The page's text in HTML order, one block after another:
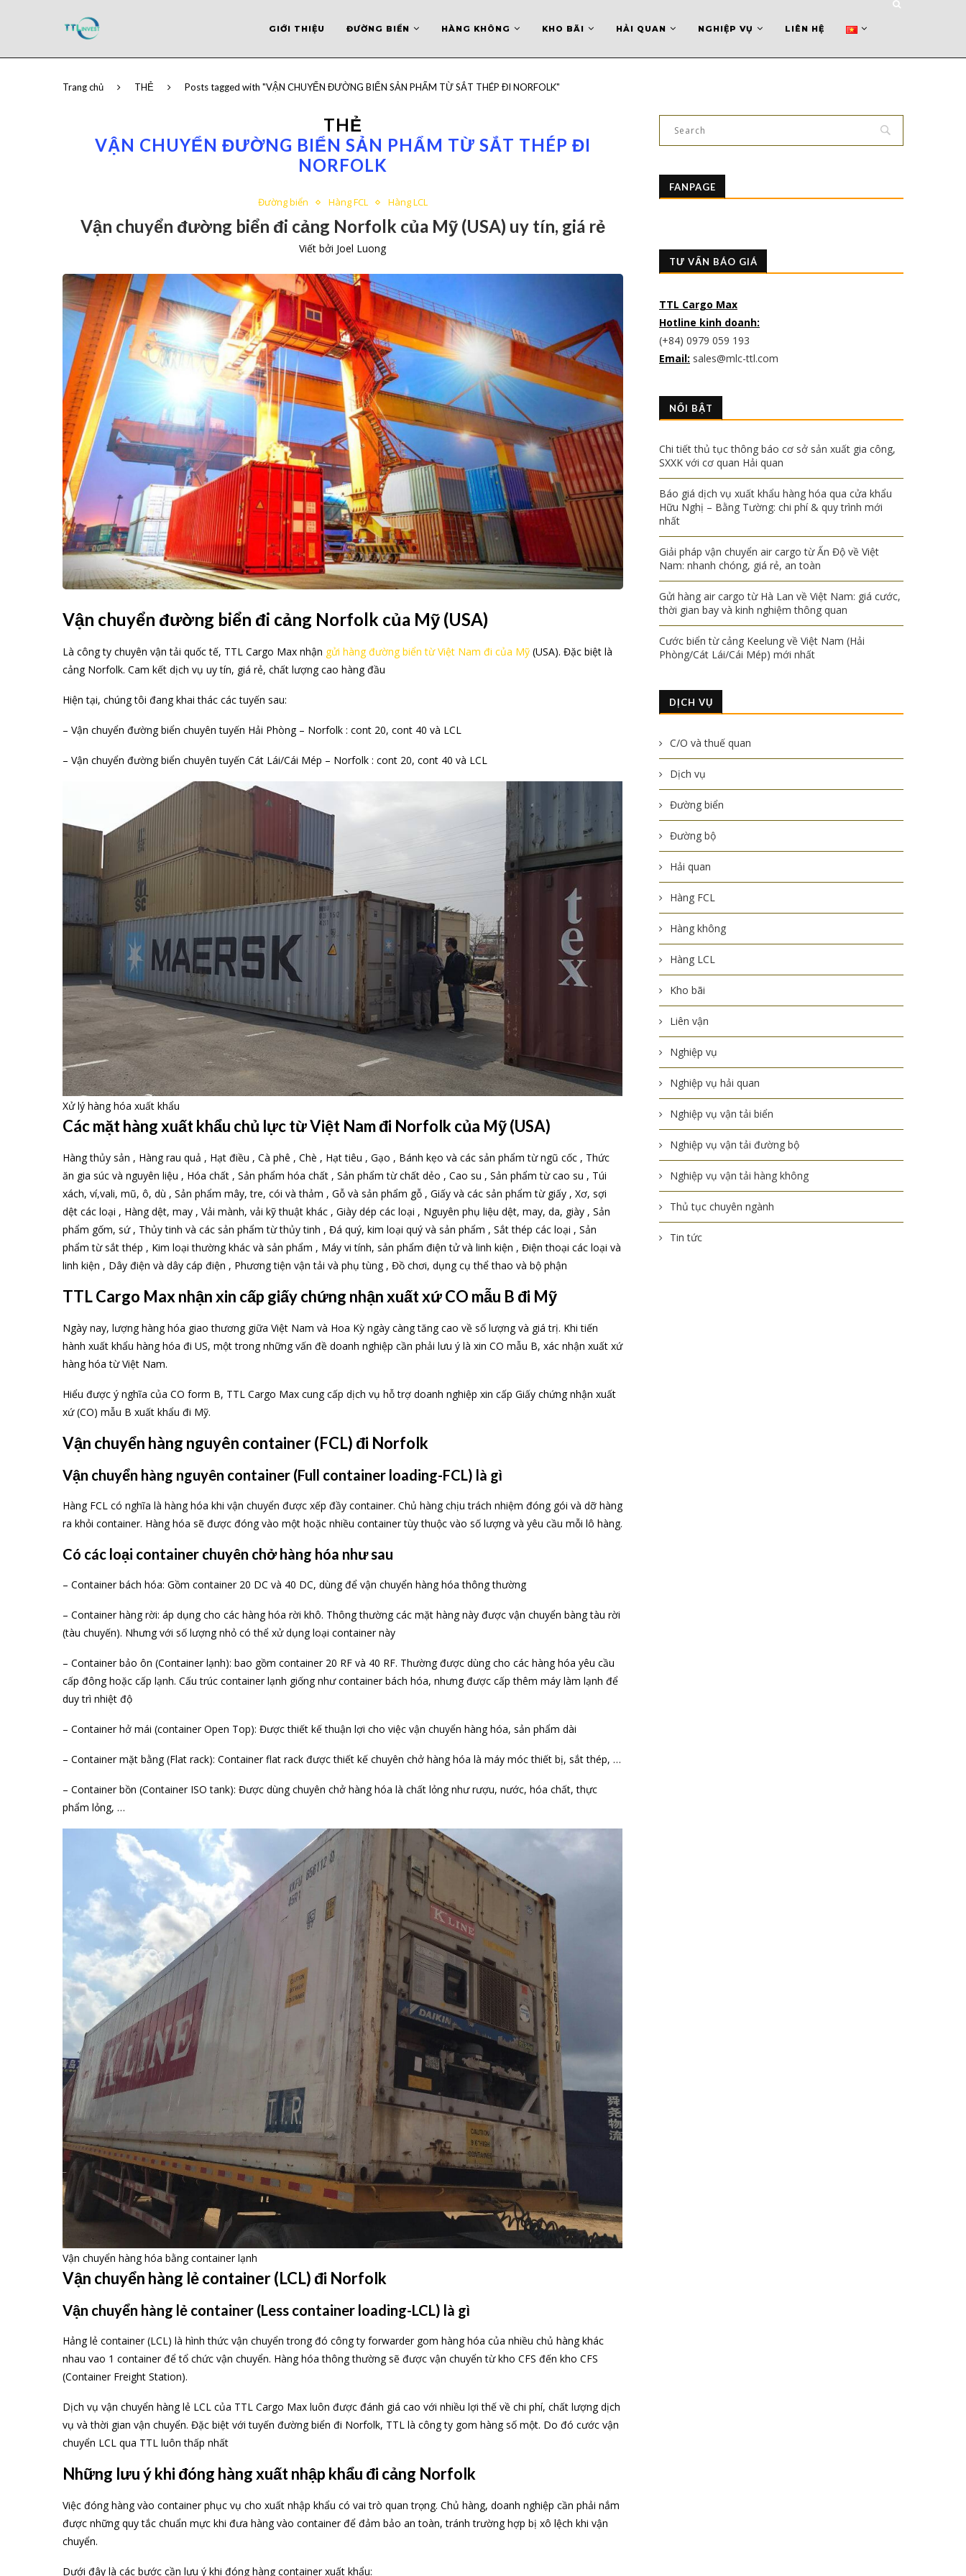
GIỚI THIỆU ĐƯỜNG BIỂN HÀNG KHÔNG KHO BÃI HẢI QUAN NGHIỆP VỤ LIÊN HỆ
Trang chủ THẺ Posts tagged with "VẬN CHUYỂN ĐƯỜNG BIỂN SẢN PHẨM TỪ SẮT THÉP ĐI NORFOLK"
THẺ
VẬN CHUYỂN ĐƯỜNG BIỂN SẢN PHẨM TỪ SẮT THÉP ĐI
NORFOLK
Đường biển Hàng FCL Hàng LCL
Vận chuyển đường biển đi cảng Norfolk của Mỹ (USA) uy tín, giá rẻ
Viết bởi Joel Luong
Vận chuyển đường biển đi cảng Norfolk của Mỹ (USA)
Là công ty chuyên vận tải quốc tế, TTL Cargo Max nhận gửi hàng đường biển từ Việt Nam đi của Mỹ (USA). Đặc biệt là
cảng Norfolk. Cam kết dịch vụ uy tín, giá rẻ, chất lượng cao hàng đầu
Hiện tại, chúng tôi đang khai thác các tuyến sau:
– Vận chuyển đường biển chuyên tuyến Hải Phòng – Norfolk : cont 20, cont 40 và LCL
– Vận chuyển đường biển chuyên tuyến Cát Lái/Cái Mép – Norfolk : cont 20, cont 40 và LCL
Xử lý hàng hóa xuất khẩu
Các mặt hàng xuất khẩu chủ lực từ Việt Nam đi Norfolk của Mỹ (USA)
Hàng thủy sản , Hàng rau quả , Hạt điều , Cà phê , Chè , Hạt tiêu , Gạo , Bánh kẹo và các sản phẩm từ ngũ cốc , Thức
ăn gia súc và nguyên liệu , Hóa chất , Sản phẩm hóa chất , Sản phẩm từ chất dẻo , Cao su , Sản phẩm từ cao su , Túi
xách, ví,vali, mũ, ô, dù , Sản phẩm mây, tre, cói và thảm , Gỗ và sản phẩm gỗ , Giấy và các sản phẩm từ giấy , Xơ, sợi
dệt các loại , Hàng dệt, may , Vải mành, vải kỹ thuật khác , Giày dép các loại , Nguyên phụ liệu dệt, may, da, giày , Sản
phẩm gốm, sứ , Thủy tinh và các sản phẩm từ thủy tinh , Đá quý, kim loại quý và sản phẩm , Sắt thép các loại , Sản
phẩm từ sắt thép , Kim loại thường khác và sản phẩm , Máy vi tính, sản phẩm điện tử và linh kiện , Điện thoại các loại và
linh kiện , Dây điện và dây cáp điện , Phương tiện vận tải và phụ tùng , Đồ chơi, dụng cụ thể thao và bộ phận
TTL Cargo Max nhận xin cấp giấy chứng nhận xuất xứ CO mẫu B đi Mỹ
Ngày nay, lượng hàng hóa giao thương giữa Việt Nam và Hoa Kỳ ngày càng tăng cao về số lượng và giá trị. Khi tiến
hành xuất khẩu hàng hóa đi US, một trong những vấn đề doanh nghiệp cần phải lưu ý là xin CO mẫu B, xác nhận xuất xứ
hàng hóa từ Việt Nam.
Hiểu được ý nghĩa của CO form B, TTL Cargo Max cung cấp dịch vụ hỗ trợ doanh nghiệp xin cấp Giấy chứng nhận xuất
xứ (CO) mẫu B xuất khẩu đi Mỹ.
Vận chuyển hàng nguyên container (FCL) đi Norfolk
Vận chuyển hàng nguyên container (Full container loading-FCL) là gì
Hàng FCL có nghĩa là hàng hóa khi vận chuyển được xếp đầy container. Chủ hàng chịu trách nhiệm đóng gói và dỡ hàng
ra khỏi container. Hàng hóa sẽ được đóng vào một hoặc nhiều container tùy thuộc vào số lượng và yêu cầu mỗi lô hàng.
Có các loại container chuyên chở hàng hóa như sau
– Container bách hóa: Gồm container 20 DC và 40 DC, dùng để vận chuyển hàng hóa thông thường
– Container hàng rời: áp dụng cho các hàng hóa rời khô. Thông thường các mặt hàng này được vận chuyển bàng tàu rời
(tàu chuyến). Nhưng với số lượng nhỏ có thể xử dụng loại container này
– Container bảo ôn (Container lạnh): bao gồm container 20 RF và 40 RF. Thường được dùng cho các hàng hóa yêu cầu
cấp đông hoặc cấp lạnh. Cấu trúc container lạnh giống như container bách hóa, nhưng được cấp thêm máy làm lạnh để
duy trì nhiệt độ
– Container hở mái (container Open Top): Được thiết kế thuận lợi cho việc vận chuyển hàng hóa, sản phẩm dài
– Container mặt bằng (Flat rack): Container flat rack được thiết kế chuyên chở hàng hóa là máy móc thiết bị, sắt thép, …
– Container bồn (Container ISO tank): Được dùng chuyên chở hàng hóa là chất lỏng như rượu, nước, hóa chất, thực
phẩm lỏng, …
Vận chuyển hàng hóa bằng container lạnh
Vận chuyển hàng lẻ container (LCL) đi Norfolk
Vận chuyển hàng lẻ container (Less container loading-LCL) là gì
Hảng lẻ container (LCL) là hình thức vận chuyển trong đó công ty forwarder gom hàng hóa của nhiều chủ hàng khác
nhau vao 1 container để tổ chức vận chuyển. Hàng hóa thông thường sẽ được vận chuyển từ kho CFS đến kho CFS
(Container Freight Station).
Dịch vụ vận chuyển hàng lẻ LCL của TTL Cargo Max luôn được đánh giá cao với nhiều lợi thế về chi phí, chất lượng dịch
vụ và thời gian vận chuyển. Đặc biệt với tuyến đường biển đi Norfolk, TTL là công ty gom hàng số một. Do đó cước vận
chuyển LCL qua TTL luôn thấp nhất
Những lưu ý khi đóng hàng xuất nhập khẩu đi cảng Norfolk
Việc đóng hàng vào container phục vụ cho xuất nhập khẩu có vai trò quan trọng. Chủ hàng, doanh nghiệp cần phải nắm
được những quy tắc chuẩn mực khi đưa hàng vào container để đảm bảo an toàn, tránh trường hợp bị xô lệch khi vận
chuyển.
Dưới đây là các bước cần lưu ý khi đóng hàng container xuất khẩu:
FANPAGE
TƯ VẤN BÁO GIÁ
TTL Cargo Max
Hotline kinh doanh:
(+84) 0979 059 193
Email: sales@mlc-ttl.com
NỔI BẬT
Chi tiết thủ tục thông báo cơ sở sản xuất gia công,
SXXK với cơ quan Hải quan
Báo giá dịch vụ xuất khẩu hàng hóa qua cửa khẩu
Hữu Nghị – Bằng Tường: chi phí & quy trình mới
nhất
Giải pháp vận chuyển air cargo từ Ấn Độ về Việt
Nam: nhanh chóng, giá rẻ, an toàn
Gửi hàng air cargo từ Hà Lan về Việt Nam: giá cước,
thời gian bay và kinh nghiệm thông quan
Cước biển từ cảng Keelung về Việt Nam (Hải
Phòng/Cát Lái/Cái Mép) mới nhất
DỊCH VỤ
C/O và thuế quan
Dịch vụ
Đường biển
Đường bộ
Hải quan
Hàng FCL
Hàng không
Hàng LCL
Kho bãi
Liên vận
Nghiệp vụ
Nghiệp vụ hải quan
Nghiệp vụ vận tải biển
Nghiệp vụ vận tải đường bộ
Nghiệp vụ vận tải hàng không
Thủ tục chuyên ngành
Tin tức